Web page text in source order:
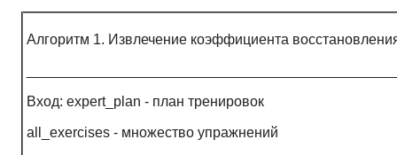
Алгоритм 1. Извлечение коэффициента
Вход: expert_plan - план тренировок
all_exercises - множество упражнений